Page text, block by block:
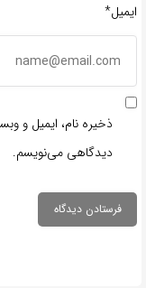
ایمیل*
ذخیره نام، ایمیل و
دیدگاهی می‌نویسم.